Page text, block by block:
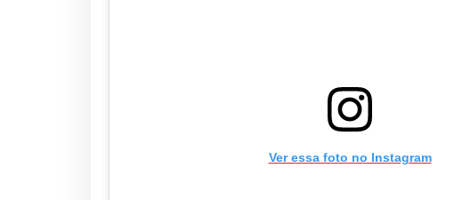
Ver essa foto no Instagram